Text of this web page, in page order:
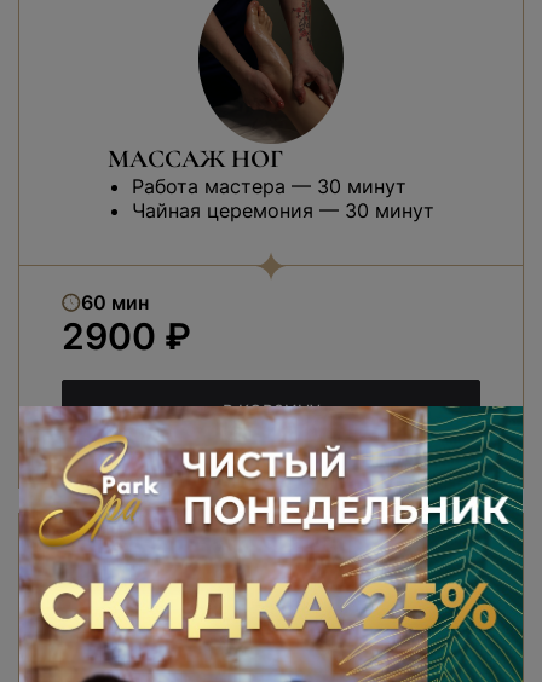
МАССАЖ НОГ
Работа мастера — 30 минут
Чайная церемония — 30 минут
60 мин
2900 ₽
В КОРЗИНУ